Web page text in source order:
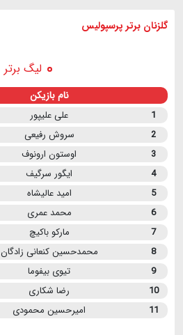
گلزنان برتر پرسپولیس
لیگ برتر
نام بازیکن
1 علی علیپور
2
سروش رفیعی
3
اوستون ارونوف
4
ایگور سرگیف
5
امید عالیشاه
6
محمد عمری
7
مارکو باکیچ
8
محمدحسین کنعانی زادگان
9
تیوی بیفوما
10
رضا شکاری
11
امیرحسین محمودی